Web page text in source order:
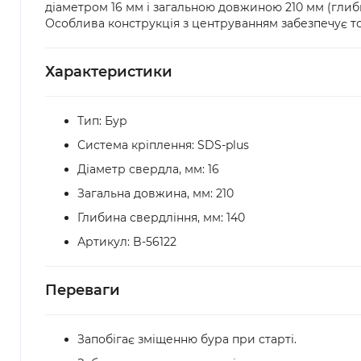
діаметром 16 мм і загальною довжиною 210 мм
Особлива конструкція з центруванням забезпечує
Характеристики
Тип: Бур
Система кріплення: SDS-plus
Діаметр свердла, мм: 16
Загальна довжина, мм: 210
Глибина свердління, мм: 140
Артикул: B-56122
Переваги
Запобігає зміщенню бура при старті.